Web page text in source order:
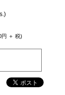
円 ＋ 税)